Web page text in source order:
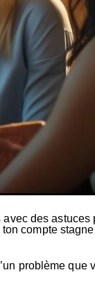
des astuces
compte
problème que